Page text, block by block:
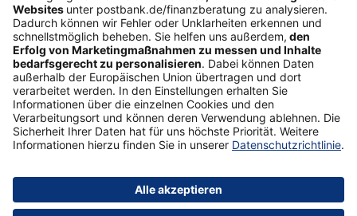
Das Gefühl, im Job frei zu sein
Starte deine selbstständige Karriere im Vertrieb,
auch als Quereinsteiger (d/m/w).
Mehr erfahren